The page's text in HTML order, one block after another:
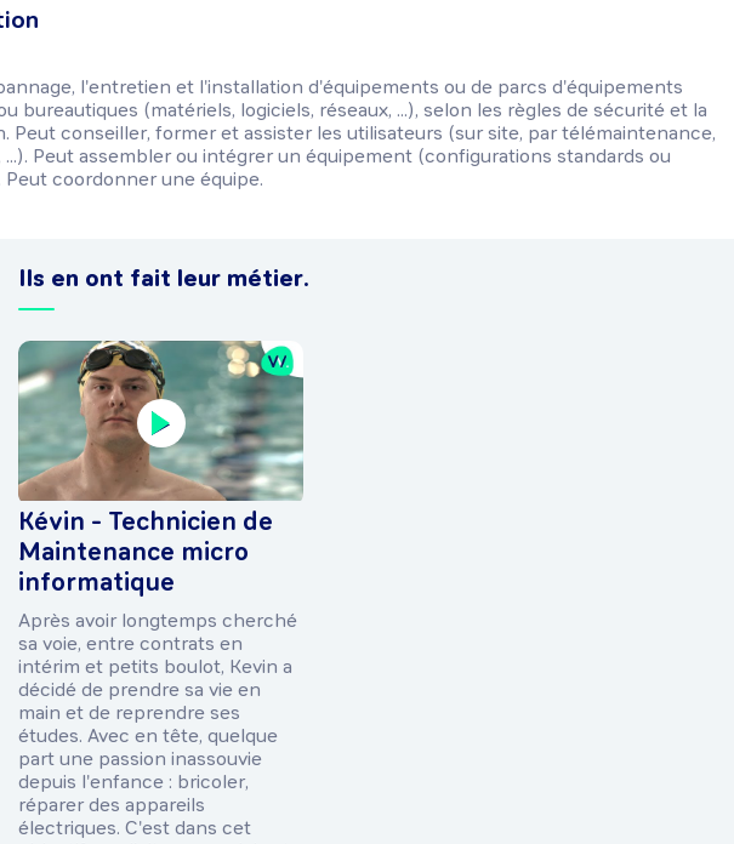
l'entretien et l'installation d'équipements ou de parcs d'équipements
bureautiques (matériels, logiciels, réseaux, ...), selon les règles de sécurité et la
Peut conseiller, former et assister les utilisateurs (sur site, par télémaintenance,
Peut assembler ou intégrer un équipement (configurations standards ou
Peut coordonner une équipe.
Ils en ont fait leur métier.
Kévin - Technicien de
Maintenance micro
informatique
Après avoir longtemps cherché
sa voie, entre contrats en
intérim et petits boulot, Kevin a
décidé de prendre sa vie en
main et de reprendre ses
études. Avec en tête, quelque
part une passion inassouvie
depuis l'enfance : bricoler,
réparer des appareils
électriques. C'est dans cet